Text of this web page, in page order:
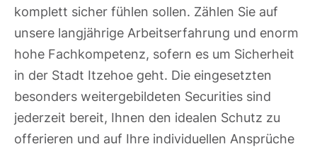
komplett sicher fühlen sollen. Zählen Sie auf
unsere langjährige Arbeitserfahrung und enorm
hohe Fachkompetenz, sofern es um Sicherheit
in der Stadt Itzehoe geht. Die eingesetzten
besonders weitergebildeten Securities sind
jederzeit bereit, Ihnen den idealen Schutz zu
offerieren und auf Ihre individuellen Ansprüche